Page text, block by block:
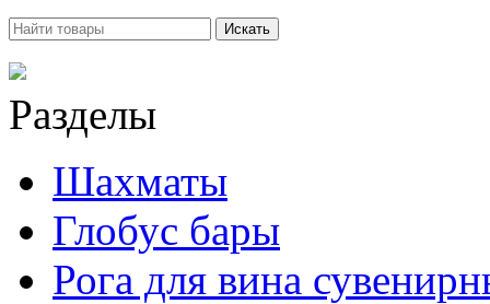
Искать
Разделы
Шахматы
Глобус бары
Рога для вина